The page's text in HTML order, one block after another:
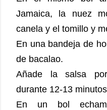
Jamaica, la nuez
canela y el tomillo y
En una bandeja de
de bacalao.
Añade la salsa
durante 12-13
En un bol